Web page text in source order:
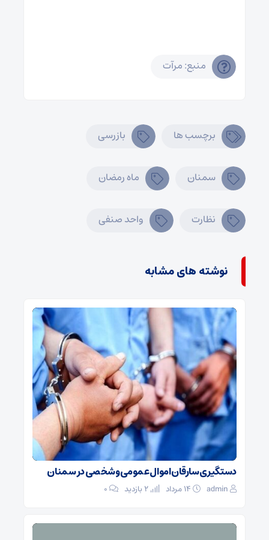
منبع: مرآت
برچسب ها بازرسی
سمنان ماه رمضان
نظارت واحد صنفی
نوشته های مشابه
دستگیری سارقان اموال عمومی و شخصی در سمنان
admin ۰